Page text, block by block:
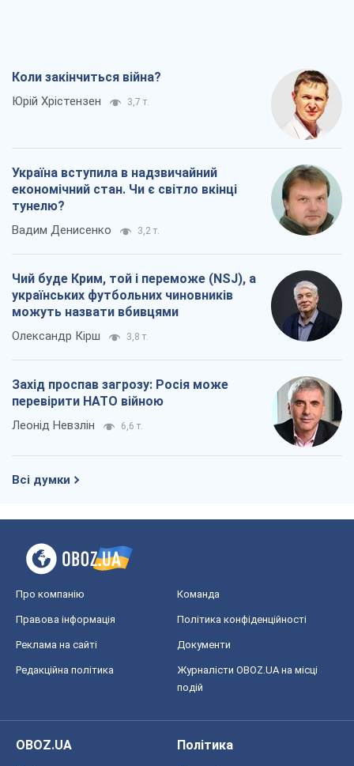
Коли закінчиться війна?
Юрій Хрістензен 3,7 т.
Україна вступила в надзвичайний
економічний стан. Чи є світло вкінці
тунелю?
Вадим Денисенко 3,2 т.
Чий буде Крим, той і переможе (NSJ), а
українських футбольних чиновників
можуть назвати вбивцями
Олександр Кірш 3,8 т.
Захід проспав загрозу: Росія може
перевірити НАТО війною
Леонід Невзлін 6,6 т.
Всі думки
Про компанію Команда
Правова інформація Політика конфіденційності
Реклама на сайті Документи
Редакційна політика
Журналісти OBOZ.UA на місці
подій
OBOZ.UA
Політика